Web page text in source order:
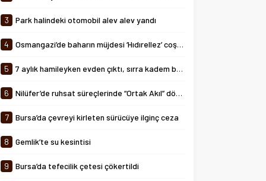
arasında...
3 Park halindeki otomobil alev alev yandı
4 Osmangazi’de baharın müjdesi ‘Hıdırellez’ coşkuyla kutlandı
5 7 aylık hamileyken evden çıktı, sırra kadem bastı
6 Nilüfer’de ruhsat süreçlerinde “Ortak Akıl” dönemi
7 Bursa’da çevreyi kirleten sürücüye ilginç ceza
8 Gemlik’te su kesintisi
9 Bursa’da tefecilik çetesi çökertildi